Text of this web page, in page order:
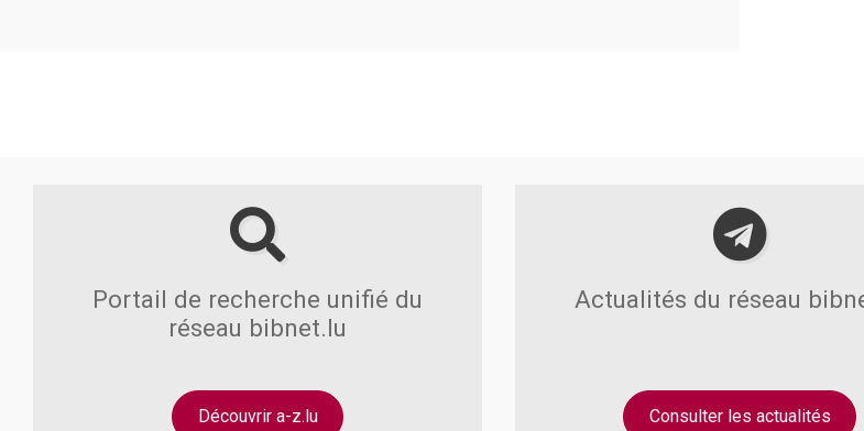
Portail de recherche unifié du
réseau bibnet.lu
Actualités du réseau